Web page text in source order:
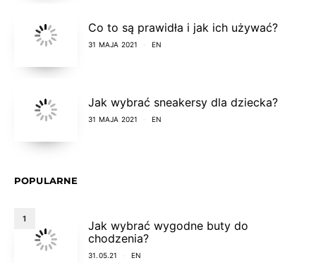
Co to są prawidła i jak ich używać?
31 MAJA 2021 EN
Jak wybrać sneakersy dla dziecka?
31 MAJA 2021 EN
POPULARNE
1
Jak wybrać wygodne buty do
chodzenia?
31.05.21 EN